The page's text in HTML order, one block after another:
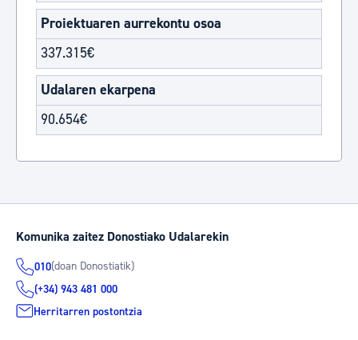
Proiektuaren aurrekontu osoa
337.315€
Udalaren ekarpena
90.654€
Komunika zaitez Donostiako Udalarekin
010(doan Donostiatik)
(+34) 943 481 000
Herritarren postontzia